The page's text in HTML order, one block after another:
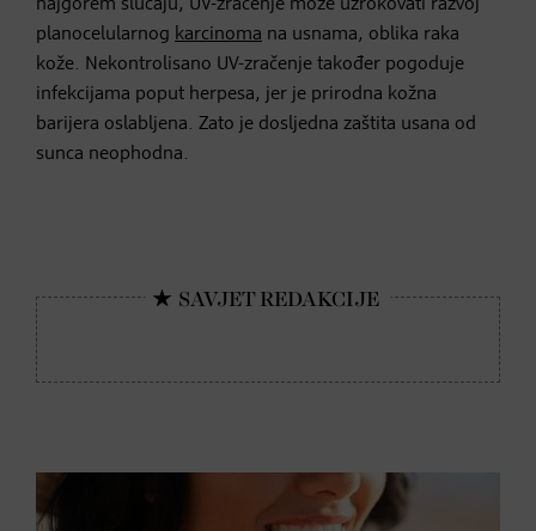
najgorem slučaju, UV-zračenje može uzrokovati razvoj
planocelularnog karcinoma na usnama, oblika raka
kože. Nekontrolisano UV-zračenje također pogoduje
infekcijama poput herpesa, jer je prirodna kožna
barijera oslabljena. Zato je dosljedna zaštita usana od
sunca neophodna.